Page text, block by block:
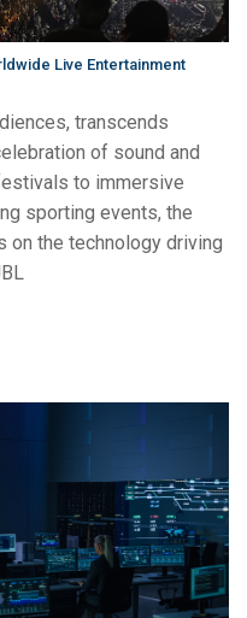
Live Entertainment
transcends
of sound and
to immersive
sporting events, the
on the technology driving